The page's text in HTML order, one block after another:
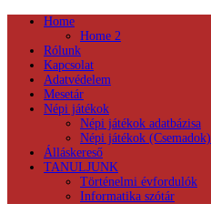
Home
Home 2
Rólunk
Kapcsolat
Adatvédelem
Mesetár
Népi játékok
Népi játékok adatbázisa
Népi játékok (Csemadok)
Álláskereső
TANULJUNK
Történelmi évfordulók
Informatika szótár